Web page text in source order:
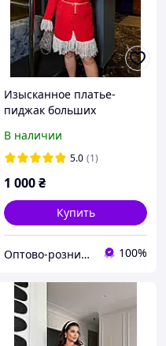
Изысканное платье-
пиджак больших
В наличии
5.0 (1)
1 000₴
Купить
Оптово-розничный интернет-магазин одежды Ukrainian style 100%